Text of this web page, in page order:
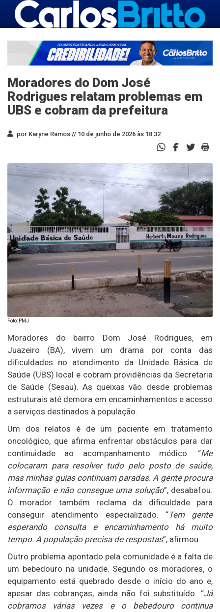
Moradores do Dom José
Rodrigues relatam problemas em
UBS e cobram da prefeitura
por Karyne Ramos // 10 de junho de 2026 às 18:32
Foto: PMJ
Moradores do bairro Dom José Rodrigues, em
Juazeiro (BA), vivem um drama por conta das
dificuldades no atendimento da Unidade Básica de
Saúde (UBS) local e cobram providências da Secretaria
de Saúde (Sesau). As queixas vão desde problemas
estruturais até demora em encaminhamentos e acesso
a serviços destinados à população.
Um dos relatos é de um paciente em tratamento
oncológico, que afirma enfrentar obstáculos para dar
continuidade ao acompanhamento médico. “Me
colocaram para resolver tudo pelo posto de saúde,
mas minhas guias continuam paradas. A gente procura
informação e não consegue uma solução”, desabafou.
O morador também reclama da dificuldade para
conseguir atendimento especializado. “Tem gente
esperando consulta e encaminhamento há muito
tempo. A população precisa de respostas”, afirmou.
Outro problema apontado pela comunidade é a falta de
um bebedouro na unidade. Segundo os moradores, o
equipamento está quebrado desde o início do ano e,
apesar das cobranças, ainda não foi substituído. “Já
cobramos várias vezes e o bebedouro continua